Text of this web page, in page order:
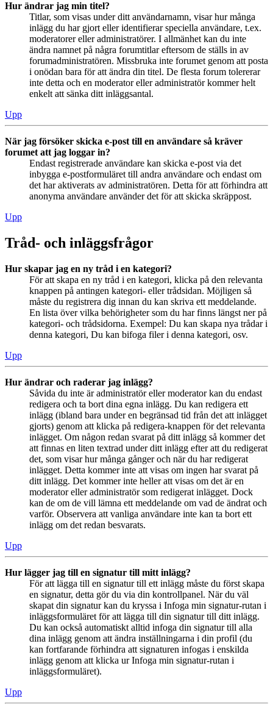
Hur ändrar jag min titel?
Titlar, som visas under ditt användarnamn, visar hur många
inlägg du har gjort eller identifierar speciella användare, t.ex.
moderatorer eller administratörer. I allmänhet kan du inte
ändra namnet på några forumtitlar eftersom de ställs in av
forumadministratören. Missbruka inte forumet genom att posta
i onödan bara för att ändra din titel. De flesta forum tolererar
inte detta och en moderator eller administratör kommer helt
enkelt att sänka ditt inläggsantal.
Upp
När jag försöker skicka e-post till en användare så kräver
forumet att jag loggar in?
Endast registrerade användare kan skicka e-post via det
inbygga e-postformuläret till andra användare och endast om
det har aktiverats av administratören. Detta för att förhindra att
anonyma användare använder det för att skicka skräppost.
Upp
Tråd- och inläggsfrågor
Hur skapar jag en ny tråd i en kategori?
För att skapa en ny tråd i en kategori, klicka på den relevanta
knappen på antingen kategori- eller trådsidan. Möjligen så
måste du registrera dig innan du kan skriva ett meddelande.
En lista över vilka behörigheter som du har finns längst ner på
kategori- och trådsidorna. Exempel: Du kan skapa nya trådar i
denna kategori, Du kan bifoga filer i denna kategori, osv.
Upp
Hur ändrar och raderar jag inlägg?
Såvida du inte är administratör eller moderator kan du endast
redigera och ta bort dina egna inlägg. Du kan redigera ett
inlägg (ibland bara under en begränsad tid från det att inlägget
gjorts) genom att klicka på redigera-knappen för det relevanta
inlägget. Om någon redan svarat på ditt inlägg så kommer det
att finnas en liten textrad under ditt inlägg efter att du redigerat
det, som visar hur många gånger och när du har redigerat
inlägget. Detta kommer inte att visas om ingen har svarat på
ditt inlägg. Det kommer inte heller att visas om det är en
moderator eller administratör som redigerat inlägget. Dock
kan de om de vill lämna ett meddelande om vad de ändrat och
varför. Observera att vanliga användare inte kan ta bort ett
inlägg om det redan besvarats.
Upp
Hur lägger jag till en signatur till mitt inlägg?
För att lägga till en signatur till ett inlägg måste du först skapa
en signatur, detta gör du via din kontrollpanel. När du väl
skapat din signatur kan du kryssa i Infoga min signatur-rutan i
inläggsformuläret för att lägga till din signatur till ditt inlägg.
Du kan också automatiskt alltid infoga din signatur till alla
dina inlägg genom att ändra inställningarna i din profil (du
kan fortfarande förhindra att signaturen infogas i enskilda
inlägg genom att klicka ur Infoga min signatur-rutan i
inläggsformuläret).
Upp